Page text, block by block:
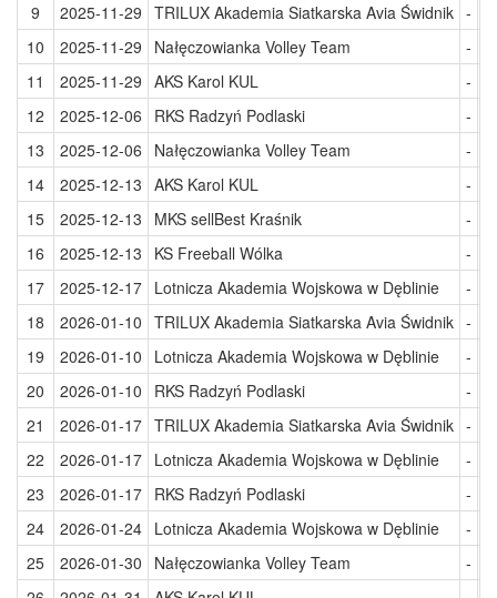
9
2025-11-29 TRILUX Akademia Siatkarska Avia Świdnik -
10
2025-11-29 Nałęczowianka Volley Team -
11
2025-11-29 AKS Karol KUL -
12
2025-12-06 RKS Radzyń Podlaski -
13
2025-12-06 Nałęczowianka Volley Team -
14
2025-12-13 AKS Karol KUL -
15
2025-12-13 MKS sellBest Kraśnik -
16
2025-12-13 KS Freeball Wólka -
17
2025-12-17 Lotnicza Akademia Wojskowa w Dęblinie -
18
2026-01-10 TRILUX Akademia Siatkarska Avia Świdnik -
19
2026-01-10 Lotnicza Akademia Wojskowa w Dęblinie -
20
2026-01-10 RKS Radzyń Podlaski -
21
2026-01-17 TRILUX Akademia Siatkarska Avia Świdnik -
22
2026-01-17 Lotnicza Akademia Wojskowa w Dęblinie -
23
2026-01-17 RKS Radzyń Podlaski -
24
2026-01-24 Lotnicza Akademia Wojskowa w Dęblinie -
25
2026-01-30 Nałęczowianka Volley Team -